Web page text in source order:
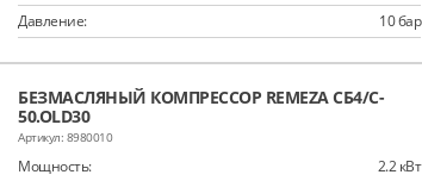
Давление:
10 бар
БЕЗМАСЛЯНЫЙ КОМПРЕССОР REMEZA СБ4/C-
50.OLD30
8980010
Мощность:
2.2 кВт